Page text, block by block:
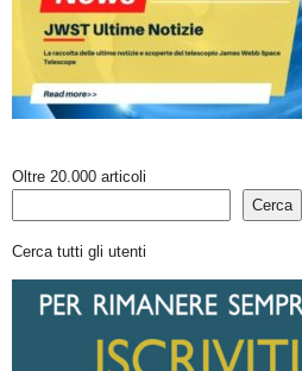
Oltre 20.000 articoli
Cerca
Cerca tutti gli utenti